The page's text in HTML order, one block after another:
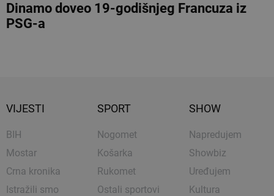
Dinamo doveo 19-godišnjeg Francuza iz
PSG-a
VIJESTI
BIH
Mostar
Crna kronika
Istražili smo
SPORT
Nogomet
Košarka
Rukomet
Ostali sportovi
SHOW
Napredujem
Showbiz
Uređujem
Kultura